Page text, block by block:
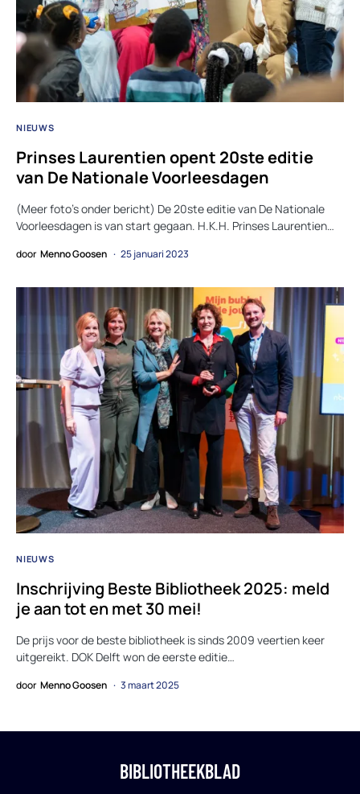
NIEUWS
Prinses Laurentien opent 20ste editie
van De Nationale Voorleesdagen
(Meer foto’s onder bericht) De 20ste editie van De Nationale
Voorleesdagen is van start gegaan. H.K.H. Prinses Laurentien…
door Menno Goosen 25 januari 2023
NIEUWS
Inschrijving Beste Bibliotheek 2025: meld
je aan tot en met 30 mei!
De prijs voor de beste bibliotheek is sinds 2009 veertien keer
uitgereikt. DOK Delft won de eerste editie…
door Menno Goosen 3 maart 2025
BIBLIOTHEEKBLAD